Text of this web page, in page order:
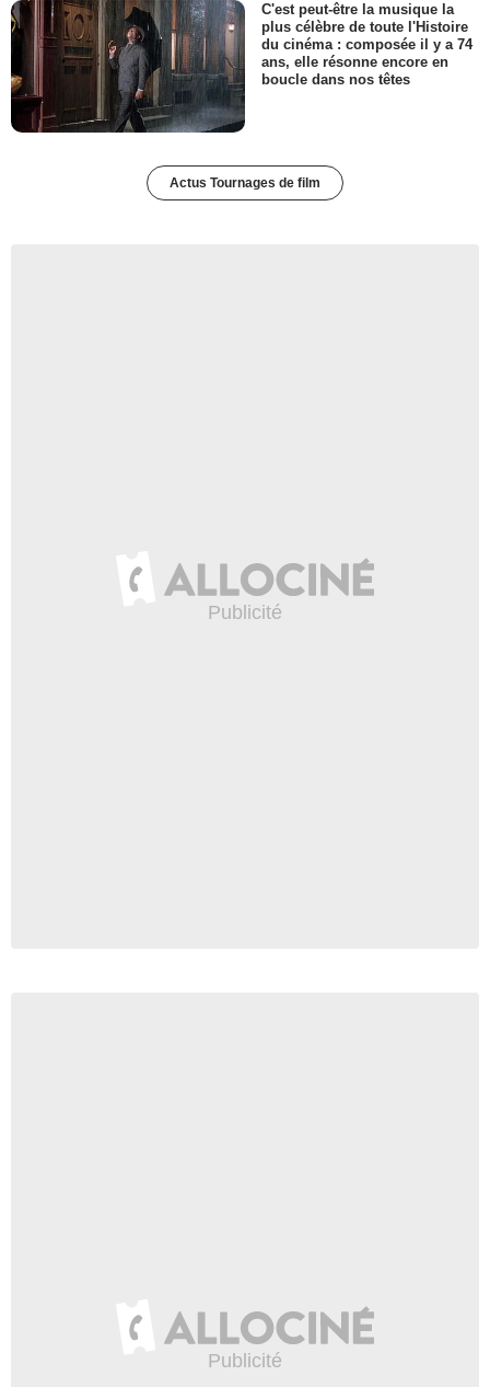
C'est peut-être la musique la
plus célèbre de toute l'Histoire
du cinéma : composée il y a 74
ans, elle résonne encore en
boucle dans nos têtes
Actus Tournages de film